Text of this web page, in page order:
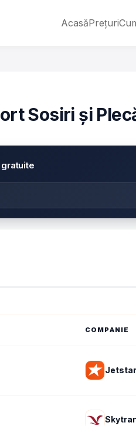
AcasăPrețuri
Sosiri și
COMPANIE
Jetstar